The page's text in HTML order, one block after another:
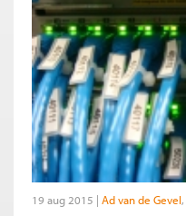
19 aug 2015 Ad van de Gevel